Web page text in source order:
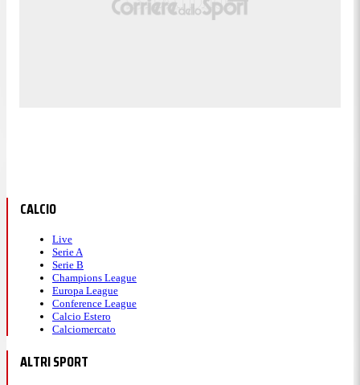
CALCIO
Live
Serie A
Serie B
Champions League
Europa League
Conference League
Calcio Estero
Calciomercato
ALTRI SPORT